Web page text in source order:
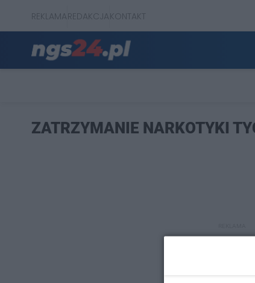
REKLAMAREDAKCJAKONTAKT
ZATRZYMANIE NARKOTYKI